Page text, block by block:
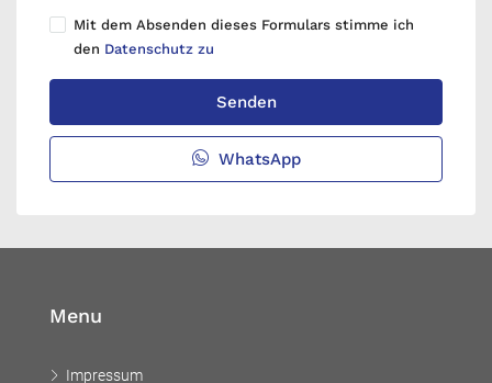
Mit dem Absenden dieses Formulars stimme ich
den Datenschutz zu
Senden
WhatsApp
Menu
Impressum